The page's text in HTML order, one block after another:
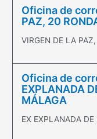
Oficina de
PAZ, 20
VIRGEN DE LA
Oficina de
EXPLANADA
MÁLAGA
EX EXPLANADA